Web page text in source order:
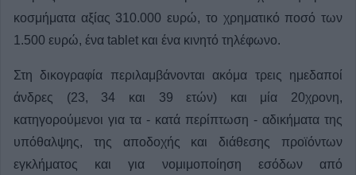
κοσμήματα αξίας 310.000 ευρώ, το χρηματικό ποσό των
1.500 ευρώ, ένα tablet και ένα κινητό τηλέφωνο.
Στη δικογραφία περιλαμβάνονται ακόμα τρεις ημεδαποί
άνδρες (23, 34 και 39 ετών) και μία 20χρονη,
κατηγορούμενοι για τα - κατά περίπτωση - αδικήματα της
υπόθαλψης, της αποδοχής και διάθεσης προϊόντων
εγκλήματος και για νομιμοποίηση εσόδων από